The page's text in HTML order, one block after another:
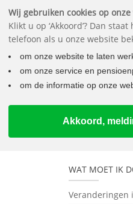
WAT MOET IK
Veranderingen
Wij gebruiken cookies op
Klikt u op ‘Akkoord’? Dan
telefoon als u onze website
om onze website te laten
om onze service en
om de informatie op onze
Akkoord,